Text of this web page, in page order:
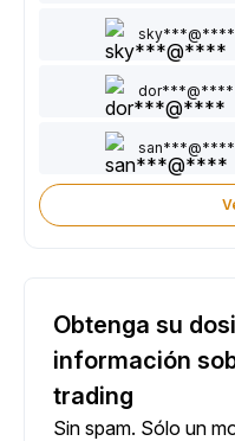
sky***@****
dor***@****
san***@****
Obtenga su
información
trading
Sin spam. Sólo un